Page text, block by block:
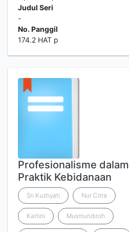
Judul Seri
-
No. Panggil
174.2 HAT p
Profesionalisme dalam
Praktik Kebidanaan
Sri Kustiyati Nur Citra
Kartini Musmundiroh